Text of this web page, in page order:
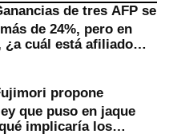
de tres AFP se
de 24%, pero en
¿a cuál está afiliado
propone
que puso en jaque
implicaría los